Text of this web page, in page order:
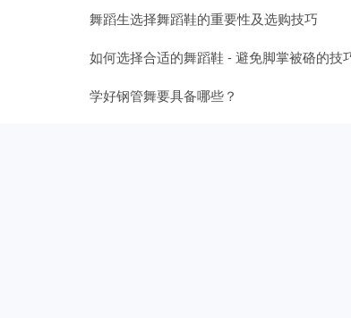
舞蹈生选择舞蹈鞋的重要性及选购技巧
如何选择合适的舞蹈鞋 - 避免脚掌被硌的技
学好钢管舞要具备哪些？